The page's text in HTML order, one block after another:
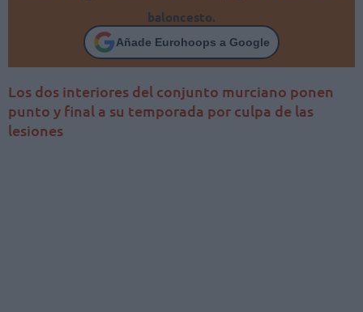
baloncesto.
Añade Eurohoops a Google
Los dos interiores del conjunto murciano ponen
punto y final a su temporada por culpa de las
lesiones